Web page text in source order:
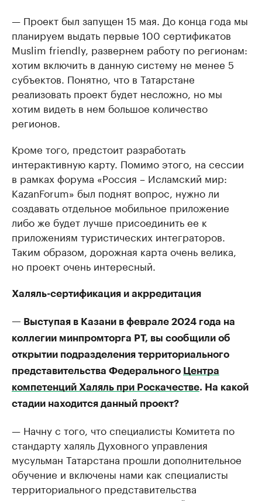
— Проект был запущен 15 мая. До конца года мы
планируем выдать первые 100 сертификатов
Muslim friendly, развернем работу по регионам:
хотим включить в данную систему не менее 5
субъектов. Понятно, что в Татарстане
реализовать проект будет несложно, но мы
хотим видеть в нем большое количество
регионов.
Кроме того, предстоит разработать
интерактивную карту. Помимо этого, на сессии
в рамках форума «Россия – Исламский мир:
KazanForum» был поднят вопрос, нужно ли
создавать отдельное мобильное приложение
либо же будет лучше присоединить ее к
приложениям туристических интеграторов.
Таким образом, дорожная карта очень велика,
но проект очень интересный.
Халяль-сертификация и акрредитация
— Выступая в Казани в феврале 2024 года на
коллегии минпромторга РТ, вы сообщили об
открытии подразделения территориального
представительства Федерального Центра
компетенций Халяль при Роскачестве. На какой
стадии находится данный проект?
— Начну с того, что специалисты Комитета по
стандарту халяль Духовного управления
мусульман Татарстана прошли дополнительное
обучение и включены нами как специалисты
территориального представительства